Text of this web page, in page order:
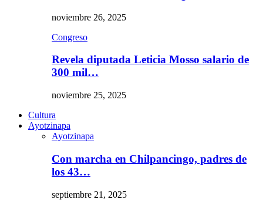
noviembre 26, 2025
Congreso
Revela diputada Leticia Mosso salario de
300 mil…
noviembre 25, 2025
Cultura
Ayotzinapa
Ayotzinapa
Con marcha en Chilpancingo, padres de
los 43…
septiembre 21, 2025